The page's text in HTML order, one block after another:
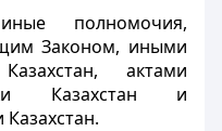
полномочия,
Законом, иными
актами
Казахстан и